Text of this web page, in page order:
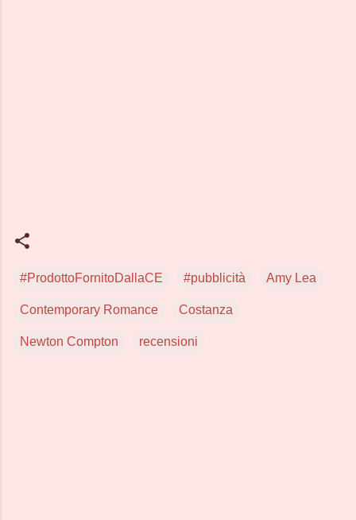
#ProdottoFornitoDallaCE #pubblicità Amy Lea
Contemporary Romance Costanza
Newton Compton recensioni